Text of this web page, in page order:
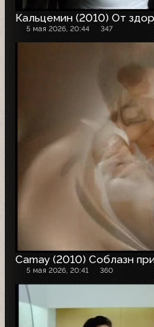
Кальцемин (2010) От
5 мая 2026, 20:44 347
Camay (2010) Соблазн
5 мая 2026, 20:41 360